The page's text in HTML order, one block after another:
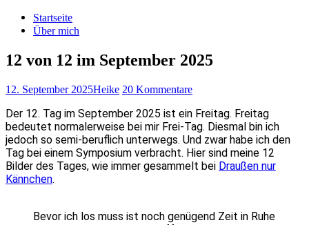
Startseite
Über mich
12 von 12 im September 2025
12. September 2025Heike 20 Kommentare
Der 12. Tag im September 2025 ist ein Freitag. Freitag
bedeutet normalerweise bei mir Frei-Tag. Diesmal bin ich
jedoch so semi-beruflich unterwegs. Und zwar habe ich den
Tag bei einem Symposium verbracht. Hier sind meine 12
Bilder des Tages, wie immer gesammelt bei Draußen nur
Kännchen.
Bevor ich los muss ist noch genügend Zeit in Ruhe